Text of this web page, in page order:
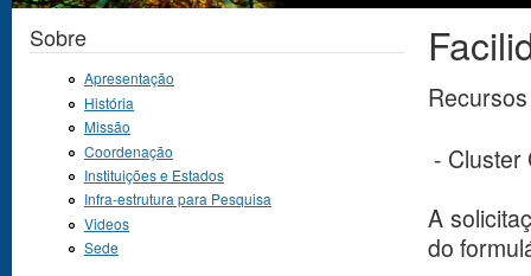
Você está aqui
- Cluster
A
do
Sobre
Apresentação
História
Missão
Coordenação
Instituições e Estados
Infra-estrutura para Pesquisa
Videos
Sede